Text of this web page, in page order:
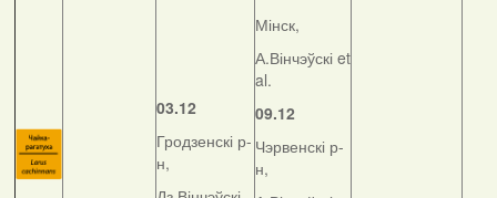
03.12
Гродзенскі р-
н,
Мінск,
А.Вінчэўскі et
al.
09.12
Чэрвенскі р-
н,